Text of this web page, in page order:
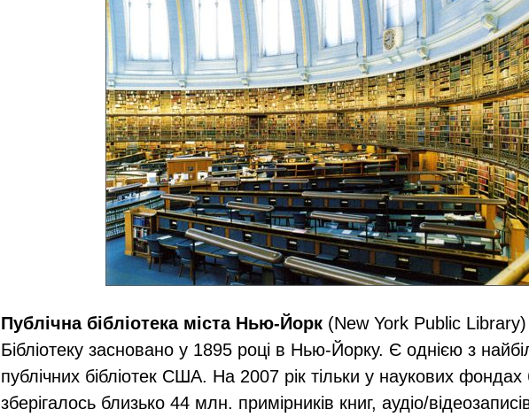
Публічна бібліотека міста Нью-Йорк (New York Public
Бібліотеку засновано у 1895 році в Нью-Йорку. Є однією з
публічних бібліотек США. На 2007 рік тільки у наукових фондах
зберігалось близько 44 млн. примірників книг, аудіо/​